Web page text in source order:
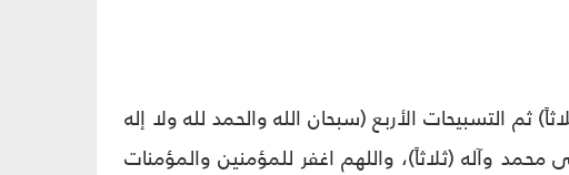
ثم التسبيحات الأربع (سبحان الله والحمد لله ولا إله
محمد وآله (ثلاثاً)، واللهم اغفر للمؤمنين والمؤمنات